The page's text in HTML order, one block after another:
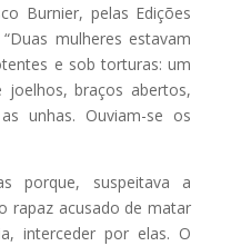
Burnier, pelas Edições
mulheres estavam
e sob torturas: um
braços abertos,
unhas. Ouviam-se os
porque, suspeitava a
rapaz acusado de matar
interceder por elas. O